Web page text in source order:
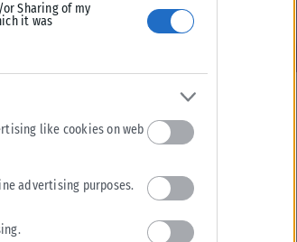
Sharing of my
it was
like cookies on web
advertising purposes.
όσο και
μνεία έκανε
κυβέρνησης
ότι «υπήρχε
οι
Τώρα